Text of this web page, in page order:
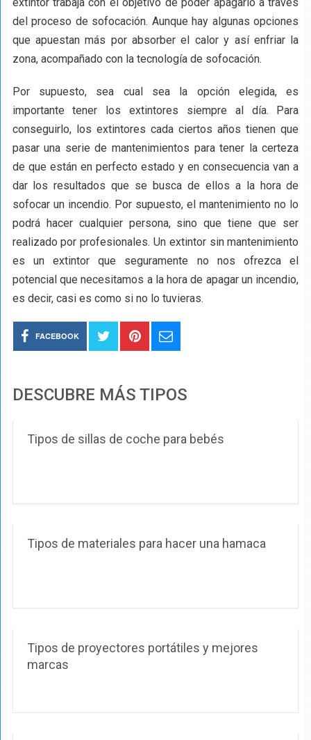
del proceso de sofocación. Aunque hay algunas opciones
que apuestan más por absorber el calor y así enfriar la
zona, acompañado con la tecnología de sofocación.
Por supuesto, sea cual sea la opción elegida, es
importante tener los extintores siempre al día. Para
conseguirlo, los extintores cada ciertos años tienen que
pasar una serie de mantenimientos para tener la certeza
de que están en perfecto estado y en consecuencia van a
dar los resultados que se busca de ellos a la hora de
sofocar un incendio. Por supuesto, el mantenimiento no lo
podrá hacer cualquier persona, sino que tiene que ser
realizado por profesionales. Un extintor sin mantenimiento
es un extintor que seguramente no nos ofrezca el
potencial que necesitamos a la hora de apagar un incendio,
es decir, casi es como si no lo tuvieras.
FACEBOOK
DESCUBRE MÁS TIPOS
Tipos de sillas de coche para bebés
Tipos de materiales para hacer una hamaca
Tipos de proyectores portátiles y mejores
marcas